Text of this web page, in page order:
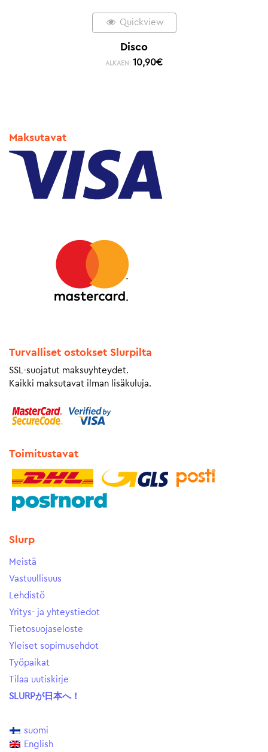
Quickview
Disco
ALKAEN: 10,90€
Maksutavat
Turvalliset ostokset Slurpilta
SSL-suojatut maksuyhteydet.
Kaikki maksutavat ilman lisäkuluja.
Toimitustavat
Slurp
Meistä
Vastuullisuus
Lehdistö
Yritys- ja yhteystiedot
Tietosuojaseloste
Yleiset sopimusehdot
Työpaikat
Tilaa uutiskirje
SLURPが日本へ！
suomi
English